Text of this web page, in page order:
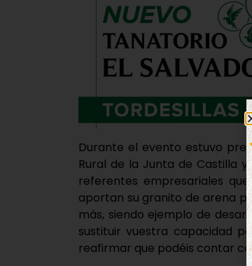
Durante el evento estuvo
Rural de la Junta de Castilla
referentes empresariales
aportan su granito de arena
más, siendo ejemplo de
sustituir vuestra capacidad
reafirmar que podéis contar